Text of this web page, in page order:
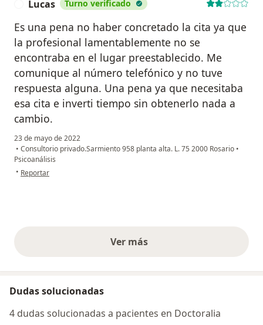
Lucas Turno verificado
Es una pena no haber concretado la cita ya que
la profesional lamentablemente no se
encontraba en el lugar preestablecido. Me
comunique al número telefónico y no tuve
respuesta alguna. Una pena ya que necesitaba
esa cita e inverti tiempo sin obtenerlo nada a
cambio.
23 de mayo de 2022
• Consultorio privado.Sarmiento 958 planta alta. L. 75 2000 Rosario •
Psicoanálisis
• en opinión del usuario Lucas
Reportar
Ver másopiniones anteriores
Dudas solucionadas
4 dudas solucionadas a pacientes en Doctoralia